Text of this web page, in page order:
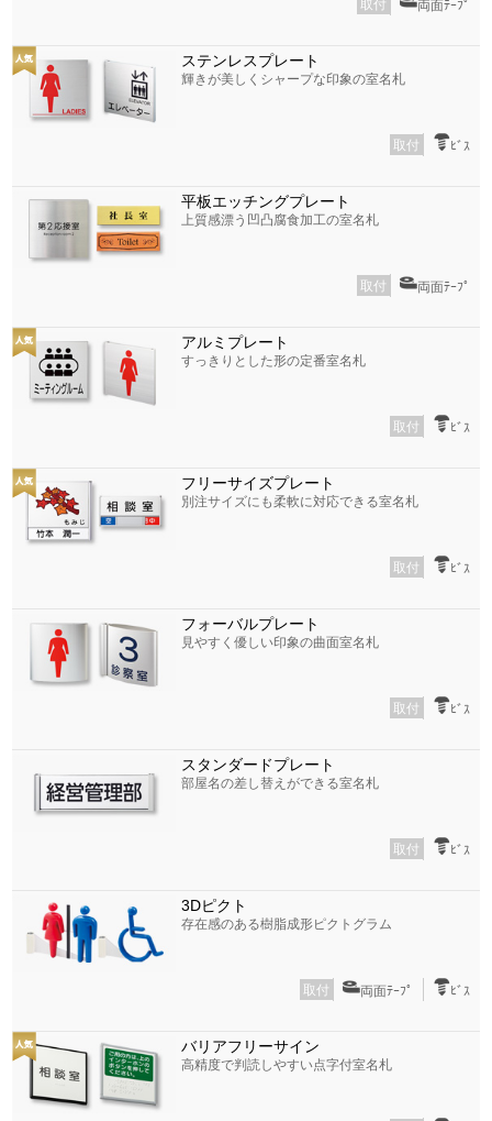
取付 両面ﾃｰﾌﾟ
ステンレスプレート
輝きが美しくシャープな印象の室名札
取付 ﾋﾞｽ
平板エッチングプレート
上質感漂う凹凸腐食加工の室名札
取付 両面ﾃｰﾌﾟ
アルミプレート
すっきりとした形の定番室名札
取付 ﾋﾞｽ
フリーサイズプレート
別注サイズにも柔軟に対応できる室名札
取付 ﾋﾞｽ
フォーバルプレート
見やすく優しい印象の曲面室名札
取付 ﾋﾞｽ
スタンダードプレート
部屋名の差し替えができる室名札
取付 ﾋﾞｽ
3Dピクト
存在感のある樹脂成形ピクトグラム
取付 両面ﾃｰﾌﾟ ﾋﾞｽ
バリアフリーサイン
高精度で判読しやすい点字付室名札